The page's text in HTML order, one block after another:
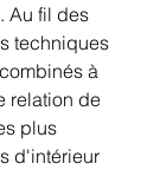
Au fil des
techniques
à
relation de
plus
d'intérieur